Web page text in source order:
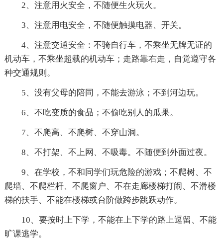
2、注意用火安全，不随便生火玩火。
3、注意用电安全，不随便触摸电器、开关。
4、注意交通安全：不骑自行车，不乘坐无牌无证的
机动车，不乘坐超载的机动车；走路靠右走，自觉遵守各
种交通规则。
5、没有父母的陪同，不能去游泳；不到河边玩。
6、不吃变质的食品；不偷吃别人的瓜果。
7、不爬高、不爬树、不穿山洞。
8、不打架、不上网、不吸毒。不随便到外面过夜。
9、在学校，不和同学们玩危险的游戏；不爬树、不
爬墙、不爬栏杆、不爬窗户、不在走廊楼梯打闹、不滑楼
梯的扶手、不能在楼梯或台阶做跨步跳跃动作。
10、要按时上下学，不能在上下学的路上逗留、不能
旷课逃学。